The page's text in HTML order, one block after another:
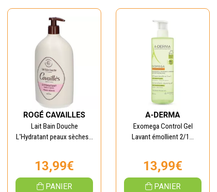
ROGÉ CAVAILLES
Lait Bain Douche
L'Hydratant peaux sèches...
13,99€
PANIER
A-DERMA
Exomega Control Gel
Lavant émollient 2/1...
13,99€
PANIER